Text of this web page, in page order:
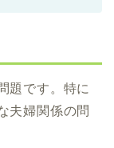
題です。特に
夫婦関係の問